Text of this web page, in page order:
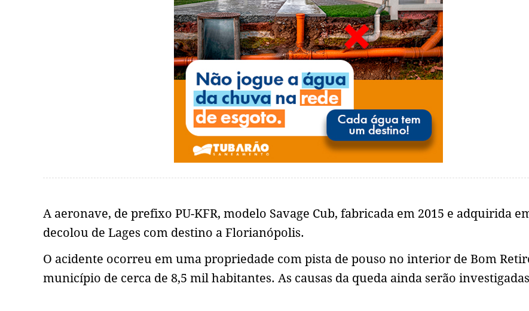
A aeronave, de prefixo PU-KFR, modelo Savage Cub, fabricada em 2015 e adquirida
decolou de Lages com destino a Florianópolis.
O acidente ocorreu em uma propriedade com pista de pouso no interior de Bom
município de cerca de 8,5 mil habitantes. As causas da queda ainda serão